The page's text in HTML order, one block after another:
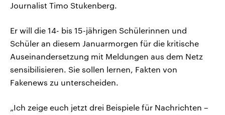
Journalist Timo Stukenberg.
Er will die 14- bis 15-jährigen Schülerinnen und
Schüler an diesem Januarmorgen für die kritische
Auseinandersetzung mit Meldungen aus dem Netz
sensibilisieren. Sie sollen lernen, Fakten von
Fakenews zu unterscheiden.
„Ich zeige euch jetzt drei Beispiele für Nachrichten –